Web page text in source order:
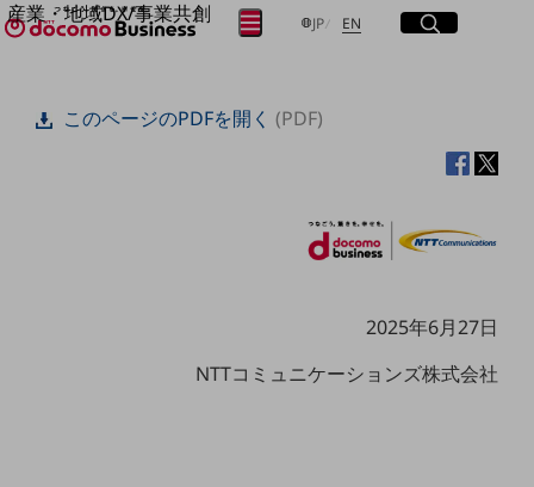
産業・地域DX/事業共創
OPEN HUB for Plural Futures
OPEN HUB for Plural Futuresとは
JP日本語
EN Englishサイト内検索
開く
メニュー
開く
フリーワードを入力して探す
検索する
このページのPDFを開く(PDF)
2025年6月27日
NTTコミュニケーションズ株式会社